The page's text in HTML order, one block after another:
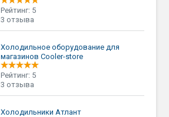
Рейтинг: 5
3 отзыва
Холодильное оборудование для
магазинов Cooler-store
Рейтинг: 5
3 отзыва
Холодильники Атлант